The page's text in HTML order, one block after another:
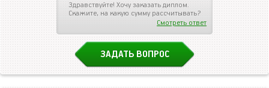
Здравствуйте! Хочу заказать диплом.
Скажите, на какую сумму рассчитывать?
Смотреть ответ
ЗАДАТЬ ВОПРОС